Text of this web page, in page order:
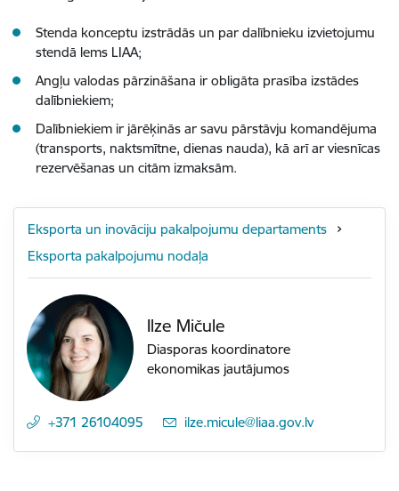
Stenda konceptu izstrādās un par dalībnieku izvietojumu
stendā lems LIAA;
Angļu valodas pārzināšana ir obligāta prasība izstādes
dalībniekiem;
Dalībniekiem ir jārēķinās ar savu pārstāvju komandējuma
(transports, naktsmītne, dienas nauda), kā arī ar viesnīcas
rezervēšanas un citām izmaksām.
Eksporta un inovāciju pakalpojumu departaments
Eksporta pakalpojumu nodaļa
Ilze Mičule
Diasporas koordinatore
ekonomikas jautājumos
+371 26104095 E-pasts:
ilze.micule@liaa.gov.lv